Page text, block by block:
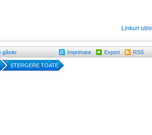
Linkuri utile
găsite Imprimare Export RSS
ȘTERGERE TOATE